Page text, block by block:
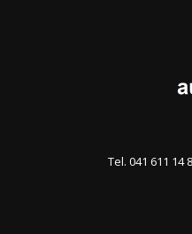
Tel. 041 611 14